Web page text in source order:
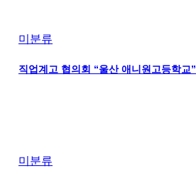
미분류
직업계고 협의회 “울산 애니원고등학교”
미분류